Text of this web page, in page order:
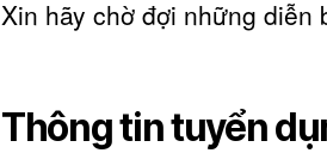
Xin hãy chờ đợi những diễn
Thông tin tuyển